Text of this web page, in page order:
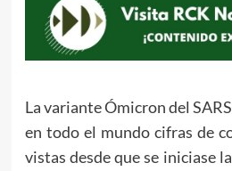
La variante Ómicron del
en todo el mundo cifras de
vistas desde que se iniciase